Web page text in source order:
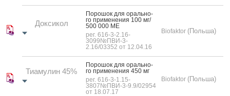
Доксикол
По­рошок для ораль­но­
го при­мене­ния 100 мг/
500 000 МЕ
рег. 616-3-2.16-
3099№ПВИ-3-
2.16/03352 от 12.04.16
Biofaktor (Польша)
Тиамулин 45%
По­рошок для ораль­но­
го при­мене­ния 450 мг
рег. 616-3-1.15-
3807№ПВИ-3-9.9/02954
от 18.07.17
Biofaktor (Польша)